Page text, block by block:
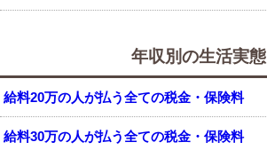
年収別の生活実態
給料20万の人が払う全ての税金・保険料
給料30万の人が払う全ての税金・保険料